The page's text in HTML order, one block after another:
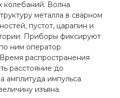
колебаний. Волна
металла в сварном
пустот, царапин и
Приборы фиксируют
ним оператор
распространения
расстояние до
амплитуда импульса
изъяна.